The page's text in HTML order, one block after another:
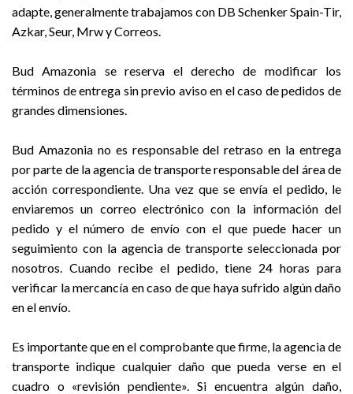
adapte, generalmente trabajamos con DB Schenker Spain-Tir,
Azkar, Seur, Mrw y Correos.
Bud Amazonia se reserva el derecho de modificar los
términos de entrega sin previo aviso en el caso de pedidos de
grandes dimensiones.
Bud Amazonia no es responsable del retraso en la entrega
por parte de la agencia de transporte responsable del área de
acción correspondiente. Una vez que se envía el pedido, le
enviaremos un correo electrónico con la información del
pedido y el número de envío con el que puede hacer un
seguimiento con la agencia de transporte seleccionada por
nosotros. Cuando recibe el pedido, tiene 24 horas para
verificar la mercancía en caso de que haya sufrido algún daño
en el envío.
Es importante que en el comprobante que firme, la agencia de
transporte indique cualquier daño que pueda verse en el
cuadro o «revisión pendiente». Si encuentra algún daño,